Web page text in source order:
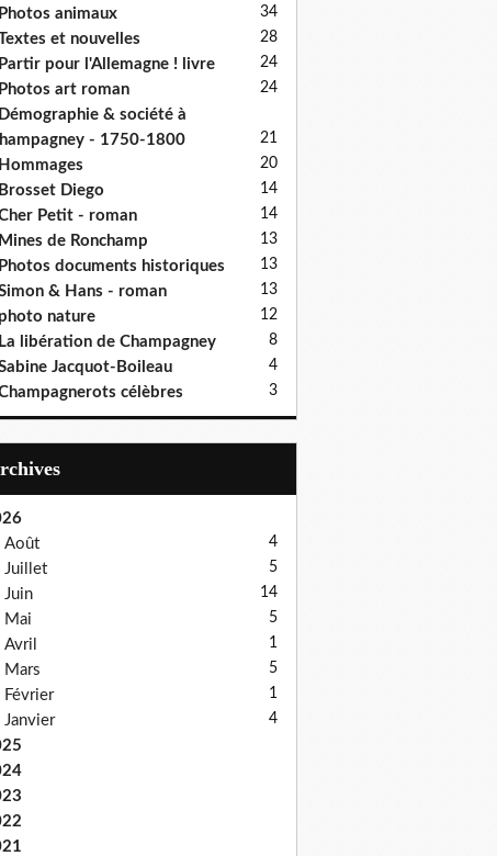
animaux 34
et nouvelles 28
pour l'Allemagne ! livre 24
art roman 24
& société à
- 1750-1800
21
20
Diego 14
Petit - roman 14
de Ronchamp 13
documents historiques 13
& Hans - roman 13
nature 12
libération de Champagney 8
Jacquot-Boileau 4
célèbres 3
Archives
Août
4
Juillet 5
Juin 14
Mai 5
Avril 1
Mars 5
Février 1
Janvier 4